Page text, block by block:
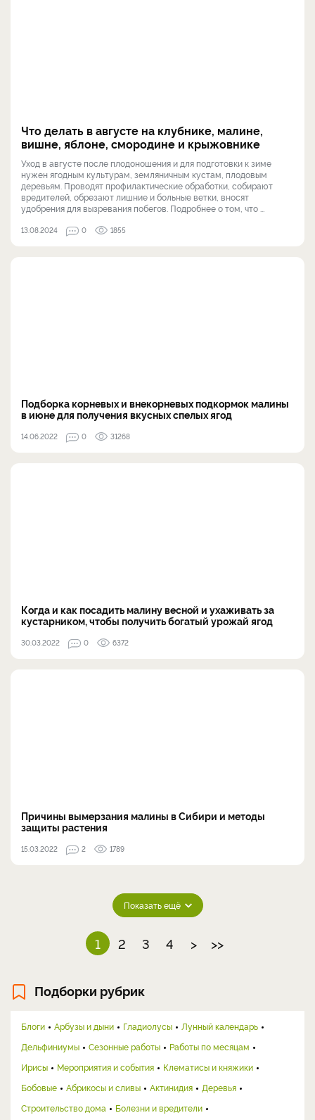
Что делать в августе на клубнике, малине,
вишне, яблоне, смородине и крыжовнике
Уход в августе после плодоношения и для подготовки к зиме
нужен ягодным культурам, земляничным кустам, плодовым
деревьям. Проводят профилактические обработки, собирают
вредителей, обрезают лишние и больные ветки, вносят
удобрения для вызревания побегов. Подробнее о том, что ...
13.08.2024 0 1855
Подборка корневых и внекорневых подкормок малины
в июне для получения вкусных спелых ягод
14.06.2022 0 31268
Когда и как посадить малину весной и ухаживать за
кустарником, чтобы получить богатый урожай ягод
30.03.2022 0 6372
Причины вымерзания малины в Сибири и методы
защиты растения
15.03.2022 2 1789
Показать ещё
1 2 3 4 > >>
Подборки рубрик
Блоги Арбузы и дыни Гладиолусы
Лунный календарь
Дельфиниумы
Сезонные работы
Работы по месяцам
Ирисы
Мероприятия и события
Клематисы и княжики
Бобовые
Абрикосы и сливы Актинидия
Деревья
Строительство дома
Болезни и вредители